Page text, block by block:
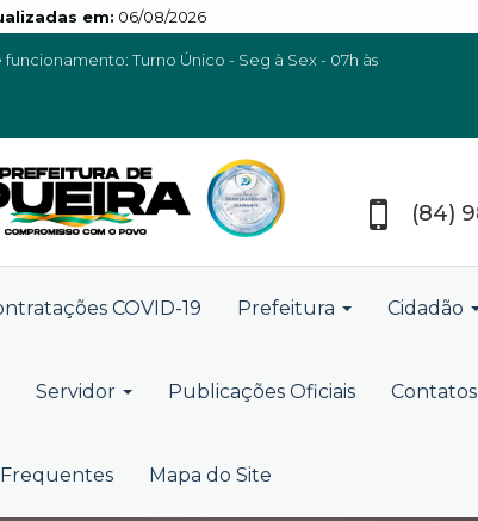
em: 06/08/2026
Turno Único - Seg à Sex - 07h às
(84)
COVID-19 Prefeitura Cidadão
Servidor Publicações Oficiais Contatos
Mapa do Site